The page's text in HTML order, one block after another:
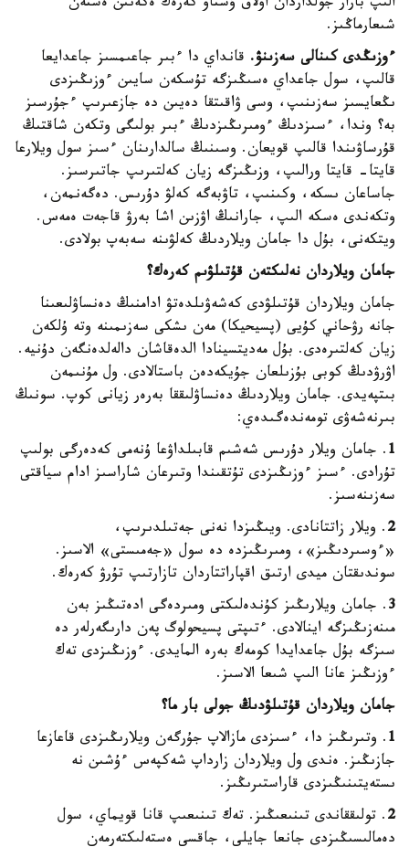
الىپ بارار جولداردان اۋلاق ۇستاۋ كەرەك ەكەنىن ەستەن
شىعارماڭىز.
ءوزىڭدى كىنالى سەزىنۋ. قانداي دا ءبىر جاعىمسىز جاعدايعا
قالىپ، سول جاعداي ەسىڭىزگە تۇسكەن سايىن ءوزىڭىزدى
ىڭعايسىز سەزىنىپ، وسى ۋاقىتقا دەيىن دە جازعىرىپ ءجۇرسىز
بە؟ وندا، ءسىزدىڭ ءومىرىڭىزدىڭ ءبىر بولىگى وتكەن شاقتىڭ
قۇرساۋىندا قالىپ قويعان. وسىنىڭ سالدارىنان ءسىز سول ويلارعا
قايتا- قايتا ورالىپ، وزىڭىزگە زيان كەلتىرىپ جاتىرسىز.
جاساعان ىسكە، وكىنىپ، تاۋبەگە كەلۋ دۇرىس. دەگەنمەن،
وتكەندى ەسكە الىپ، جارانىڭ اۋزىن اشا بەرۋ قاجەت ەمەس.
ويتكەنى، بۇل دا جامان ويلاردىڭ كەلۋىنە سەبەپ بولادى.
جامان ويلاردان نەلىكتەن قۇتىلۋىم كەرەك؟
جامان ويلاردان قۇتىلۋدى كەشەۋىلدەتۋ ادامنىڭ دەنساۋلىعىنا
جانە رۋحاني كۇيى (پسيحيكا) مەن ىشكى سەزىمىنە وتە ۇلكەن
زيان كەلتىرەدى. بۇل مەديتسينادا الدەقاشان دالەلدەنگەن دۇنيە.
اۋرۋدىڭ كوبى بۇزىلعان جۇيكەدەن باستالادى. ول مۇنىمەن
بىتپەيدى. جامان ويلاردىڭ دەنساۋلىققا بەرەر زيانى كوپ. سونىڭ
بىرنەشەۋى تومەندەگىدەي:
1. جامان ويلار دۇرىس شەشىم قابىلداۋعا ۇنەمى كەدەرگى بولىپ
تۇرادى. ءسىز ءوزىڭىزدى تۇتقىندا وتىرعان شاراسىز ادام سياقتى
سەزىنەسىز.
2. ويلار زاتتانادى. ويىڭىزدا نەنى جەتىلدىرىپ،
«ءوسىردىڭىز»، ومىرىڭىزدە دە سول «جەمىستى» الاسىز.
سوندىقتان ميدى ارتىق اقپاراتتاردان تازارتىپ تۇرۋ كەرەك.
3. جامان ويلارىڭىز كۇندەلىكتى ومىردەگى ادەتىڭىز بەن
مىنەزىڭىزگە اينالادى. ءتىپتى پسيحولوگ پەن دارىگەرلەر دە
سىزگە بۇل جاعدايدا كومەك بەرە المايدى. ءوزىڭىزدى تەك
ءوزىڭىز عانا الىپ شىعا الاسىز.
جامان ويلاردان قۇتىلۋدىڭ جولى بار ما؟
1. وتىرىڭىز دا، ءسىزدى مازالاپ جۇرگەن ويلارىڭىزدى قاعازعا
جازىڭىز. ەندى ول ويلاردان زارداپ شەكپەس ءۇشىن نە
ىستەيتىنىڭىزدى قاراستىرىڭىز.
2. تولىققاندى تىنىعىڭىز. تەك تىنىعىپ قانا قويماي، سول
دەمالىسىڭىزدى جانعا جايلى، جاقسى ەستەلىكتەرمەن